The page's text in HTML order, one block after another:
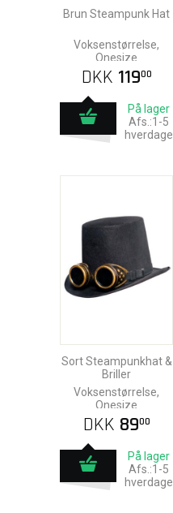
Brun Steampunk Hat
Voksenstørrelse,
Onesize
DKK 11900
På lager
Afs.:1-5
hverdage
Sort Steampunkhat &
Briller
Voksenstørrelse,
Onesize
DKK 8900
På lager
Afs.:1-5
hverdage